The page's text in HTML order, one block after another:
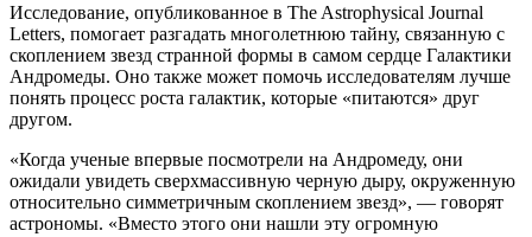
Исследование, опубликованное в The Astrophysical Journal
Letters, помогает разгадать многолетнюю тайну, связанную с
скоплением звезд странной формы в самом сердце Галактики
Андромеды. Оно также может помочь исследователям лучше
понять процесс роста галактик, которые «питаются» друг
другом.
«Когда ученые впервые посмотрели на Андромеду, они
ожидали увидеть сверхмассивную черную дыру, окруженную
относительно симметричным скоплением звезд», — говорят
астрономы. «Вместо этого они нашли эту огромную